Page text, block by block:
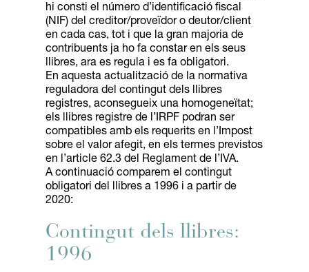
hi consti el número d’identificació fiscal
(NIF) del creditor/proveïdor o deutor/client
en cada cas, tot i que la gran majoria de
contribuents ja ho fa constar en els seus
llibres, ara es regula i es fa obligatori.
En aquesta actualització de la normativa
reguladora del contingut dels llibres
registres, aconsegueix una homogeneïtat;
els llibres registre de l’IRPF podran ser
compatibles amb els requerits en l’Impost
sobre el valor afegit, en els termes previstos
en l’article 62.3 del Reglament de l’IVA.
A continuació comparem el contingut
obligatori del llibres a 1996 i a partir de
2020:
Contingut dels llibres:
1996